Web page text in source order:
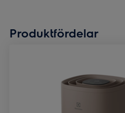
Produktfördelar